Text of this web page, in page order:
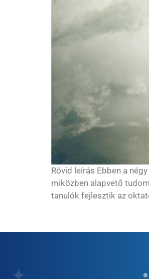
Rövid leírás Ebben a
miközben alapvető
tanulók fejlesztik az